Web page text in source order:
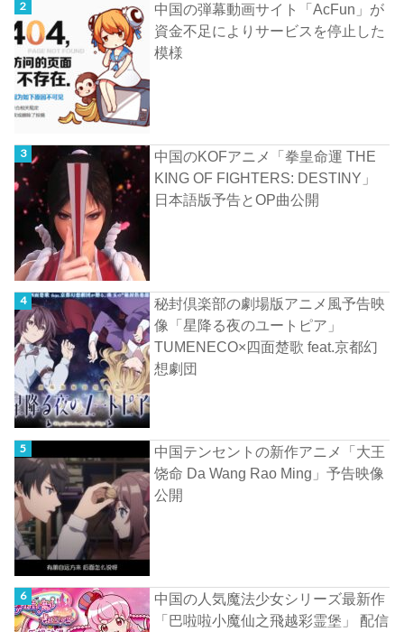
中国の弾幕動画サイト「AcFun」が
資金不足によりサービスを停止した
模様
中国のKOFアニメ「拳皇命運 THE
KING OF FIGHTERS: DESTINY」
日本語版予告とOP曲公開
秘封倶楽部の劇場版アニメ風予告映
像「星降る夜のユートピア」
TUMENECO×四面楚歌 feat.京都幻
想劇団
中国テンセントの新作アニメ「大王
饶命 Da Wang Rao Ming」予告映像
公開
中国の人気魔法少女シリーズ最新作
「巴啦啦小魔仙之飛越彩霊堡」 配信